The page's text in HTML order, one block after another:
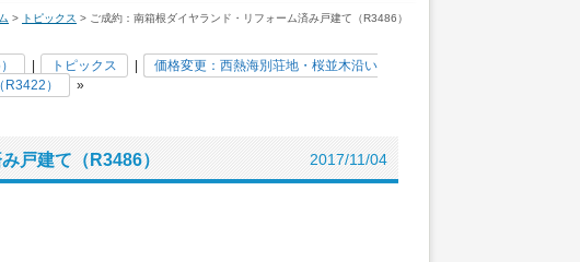
> トピックス > ご成約：南箱根ダイヤランド・リフォーム済み戸建て（R3486）
トピックス
価格変更：西熱海別荘地・桜並木沿い
）
»
戸建て（R3486） 2017/11/04